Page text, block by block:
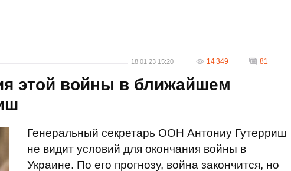
18.01.23 15:20 14 349 81
этой войны в ближайшем
Генеральный секретарь ООН Антониу Гутерриш
не видит условий для окончания войны в
Украине. По его прогнозу, война закончится, но